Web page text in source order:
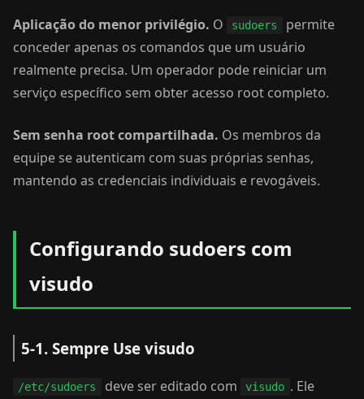
Aplicação do menor privilégio. O sudoers
permite
conceder apenas os comandos que um usuário
realmente precisa. Um operador pode reiniciar um
serviço específico sem obter acesso root completo.
Sem senha root compartilhada. Os membros da
equipe se autenticam com suas próprias senhas,
mantendo as credenciais individuais e revogáveis.
Configurando sudoers com
visudo
5-1. Sempre Use visudo
/etc/sudoers deve ser editado com visudo . Ele